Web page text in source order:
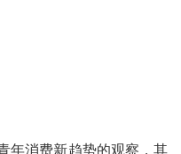
消费新趋势的观察，其